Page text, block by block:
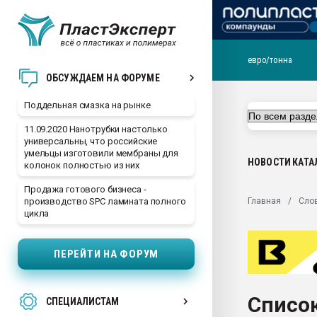
ОБСУЖДАЕМ НА ФОРУМЕ
Поддельная смазка на рынке
11.09.2020 Нанотрубки настолько
универсальны, что российские
умельцы изготовили мембраны для
колонок полностью из них
Продажа готового бизнеса -
производство SPC ламината полного
цикла
ПЕРЕЙТИ НА ФОРУМ
СПЕЦИАЛИСТАМ
ближайшее
Подмосковье, Москва
первый план в
28.07.2026
ситуацией на
Всё, что касается
Материал поверхности
Продам отходы
евро/тонна
НОВОСТИ
Главная